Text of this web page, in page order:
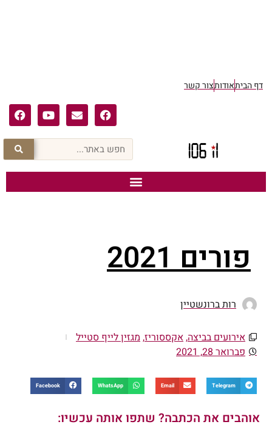
דף הביתאודותצור קשר
פורים 2021
רות ברונשטיין
אירועים בביצה,אקססוריז, מגזין לייף סטייל
פברואר 28, 2021
Telegram
Email
WhatsApp
Facebook
אוהבים את הכתבה? שתפו אותה עכשיו: